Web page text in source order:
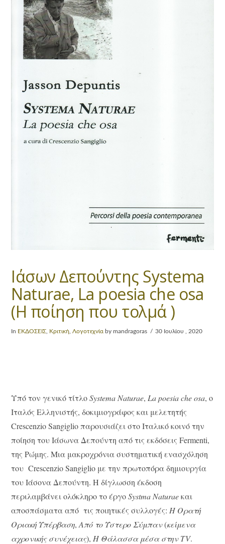
Ιάσων Δεπούντης Systema
Naturae, La poesia che osa
(H ποίηση που τολμά )
In ΕΚΔΟΣΕΙΣ Κριτική ,Λογοτεχνία by mandragoras 30 Ιουλίου , 2020
Υπό τον γενικό τίτλοSystema Naturae, Lapoesiacheosa, ο
Ιταλός Ελληνιστής, δοκιμιογράφος και μελετητής
Crescenzio Sangiglio παρουσιάζει στο Ιταλικό κοινό την
ποίηση του Ιάσωνα Δεπούντη από τις εκδόσεις Fermenti,
της Ρώμης. Μια μακροχρόνια συστηματική ενασχόληση
του Crescenzio Sangiglio με την πρωτοπόρα δημιουργία
του Ιάσονα Δεπούντη. Η δίγλωσση έκδοση
περιλαμβάνει ολόκληρο το έργοSystma Naturaeκαι
αποσπάσματα από τις ποιητικές συλλογές: Η Ορατή
Οριακή Υπέρβαση,Από το Ύστερο Σύμπαν(κείμενα
αχρονικής συνέχειας), Η Θάλασσα μέσα στηνTV.